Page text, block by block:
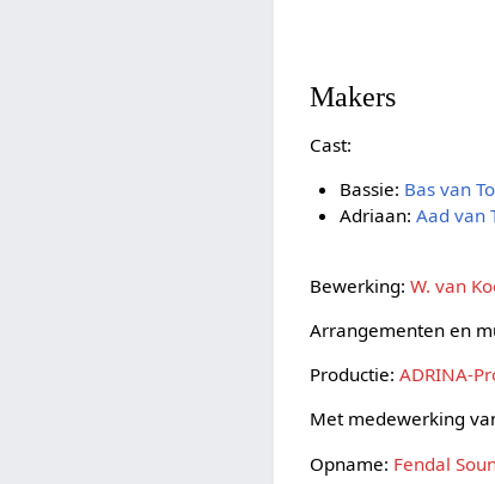
Makers
Cast:
Bassie: Bas van
Adriaan: Aad van
Bewerking:W. van
Arrangementen en
Productie:ADRINA-
Met medewerking
Opname: Fendal